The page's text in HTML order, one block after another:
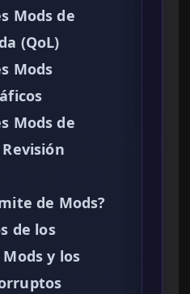
Mods de
(QoL)
Mods
Mods de
de Mods?
de los
y los